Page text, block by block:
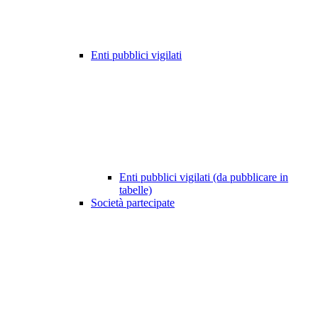
Enti pubblici vigilati
Enti pubblici vigilati (da pubblicare in
tabelle)
Società partecipate